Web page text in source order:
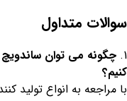
سوالات متداول
چگونه می توان ساندویچ
کنیم؟
با مراجعه به انواع تولید